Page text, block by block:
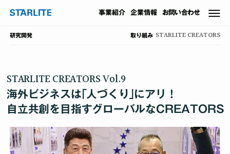
事業紹介 企業情報 お問い合わせ
研究開発 取り組み STARLITE CREATORS
STARLITE CREATORS Vol.9
海外ビジネスは｢人づくり｣にアリ！
自立共創を目指すグローバルなCREATORS